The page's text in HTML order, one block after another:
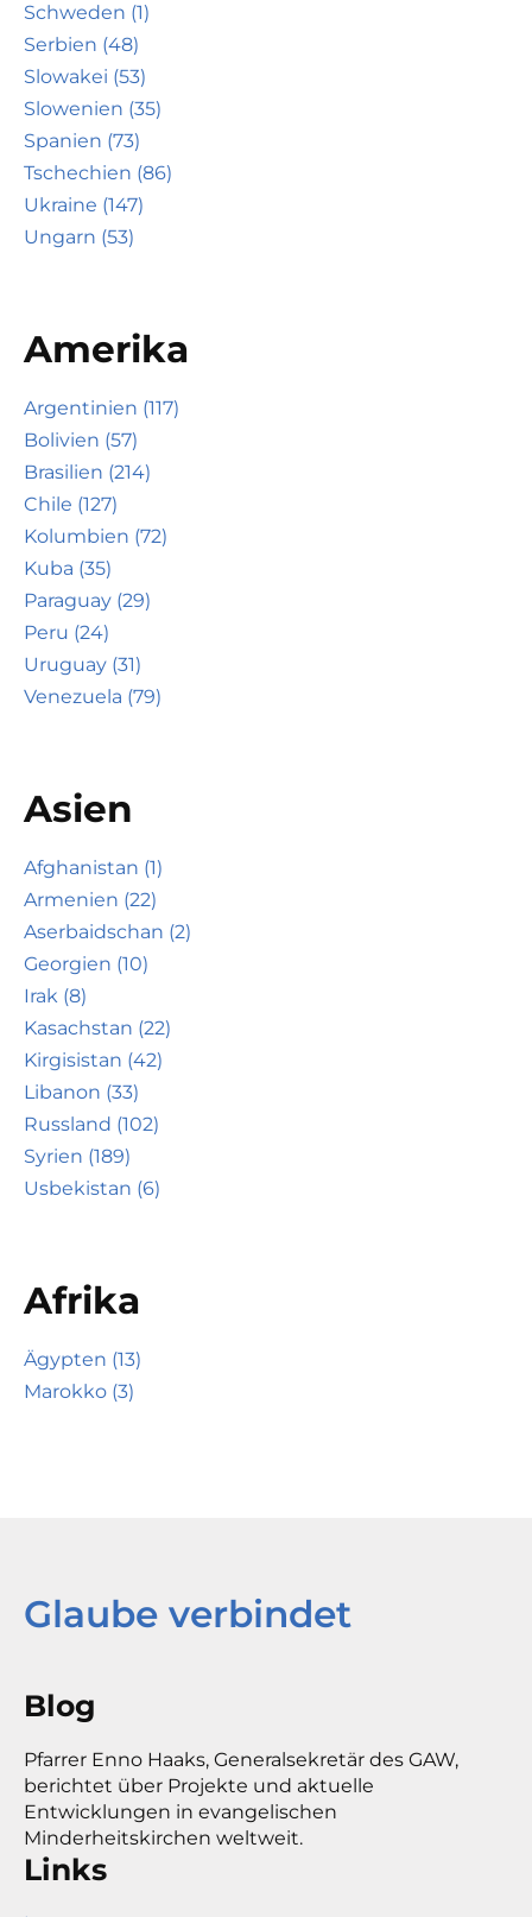
Schweden (1)
Serbien (48)
Slowakei (53)
Slowenien (35)
Spanien (73)
Tschechien (86)
Ukraine (147)
Ungarn (53)
Amerika
Argentinien (117)
Bolivien (57)
Brasilien (214)
Chile (127)
Kolumbien (72)
Kuba (35)
Paraguay (29)
Peru (24)
Uruguay (31)
Venezuela (79)
Asien
Afghanistan (1)
Armenien (22)
Aserbaidschan (2)
Georgien (10)
Irak (8)
Kasachstan (22)
Kirgisistan (42)
Libanon (33)
Russland (102)
Syrien (189)
Usbekistan (6)
Afrika
Ägypten (13)
Marokko (3)
Glaube verbindet
Blog
Pfarrer Enno Haaks, Generalsekretär des GAW,
berichtet über Projekte und aktuelle
Entwicklungen in evangelischen
Minderheitskirchen weltweit.
Links